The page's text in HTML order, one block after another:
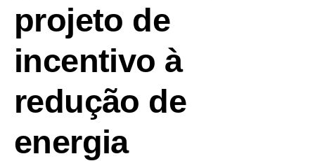
projeto de
incentivo à
redução de
energia